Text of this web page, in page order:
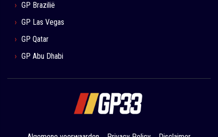
GP Brazilië
GP Las Vegas
GP Qatar
GP Abu Dhabi